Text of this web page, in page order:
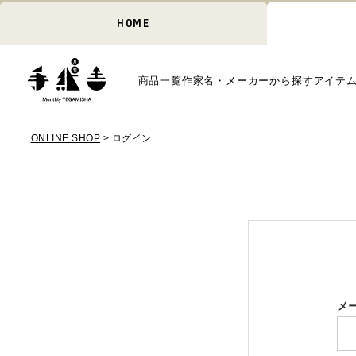
HOME
商品一覧作家名・メーカーから探す アイテ
ONLINE SHOP ログイン
メ